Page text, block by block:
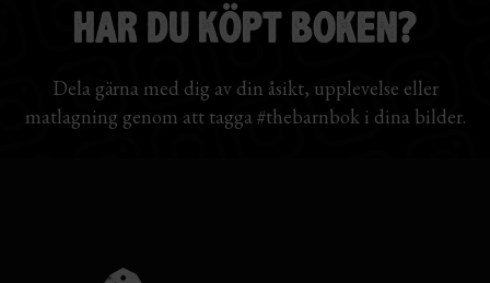
HAR DU KÖPT BOKEN?
Dela gärna med dig av din åsikt, upplevelse eller
matlagning genom att tagga #thebarnbok i dina bilder.